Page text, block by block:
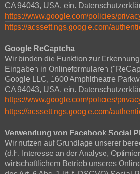
CA 94043, USA, ein.
https://www.google.com/policies/
https://adssettings.google.com/
Google ReCaptcha
Wir binden die Funktion zur
Eingaben in Onlineformularen
Google LLC, 1600 Amphitheatre
CA 94043, USA, ein.
https://www.google.com/policies/
https://adssettings.google.com/
Verwendung von Facebook Social
Wir nutzen auf Grundlage unserer
(d.h. Interesse an der Analyse,
wirtschaftlichem Betrieb unseres